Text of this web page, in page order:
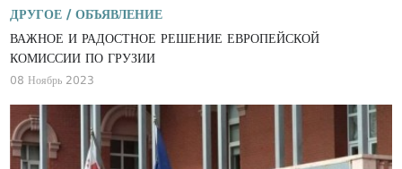
ДРУГОЕ / ОБЪЯВЛЕНИЕ
ВАЖНОЕ И РАДОСТНОЕ РЕШЕНИЕ ЕВРОПЕЙСКОЙ
КОМИССИИ ПО ГРУЗИИ
08 Ноябрь 2023